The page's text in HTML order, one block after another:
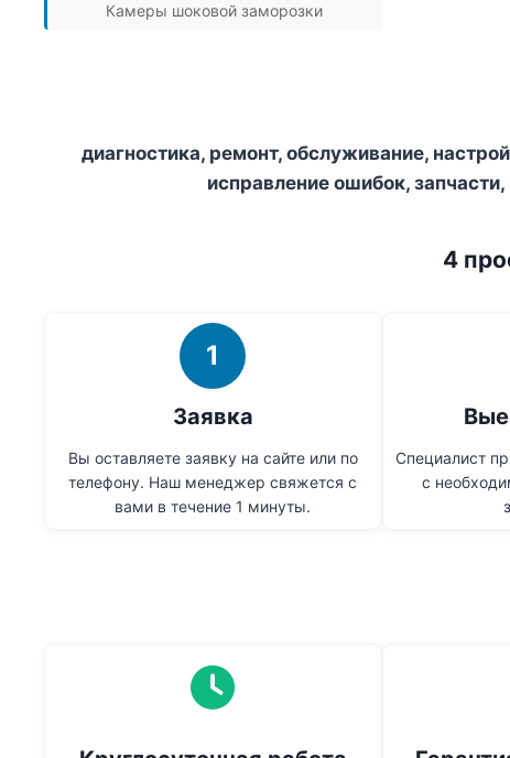
Камеры шоковой заморозки
диагностика, ремонт, обслуживание,
исправление ошибок,
4
1
Заявка
Вы оставляете заявку на сайте или по
телефону. Наш менеджер свяжется с
вами в течение 1 минуты.
Специалист
с